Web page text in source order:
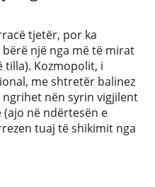
tjetër, por ka
një nga më të mirat
tilla). Kozmopolit, i
me shtretër balinez
nën syrin vigjilent
në ndërtesën e
tuaj të shikimit nga